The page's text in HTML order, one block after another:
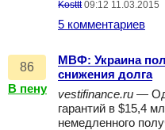
Kosttt 09:12 11.03.2015
5 комментариев
86
В пену
МВФ: Украина
снижения долга
vestifinance.ru —
гарантий в $15,4
немедленного